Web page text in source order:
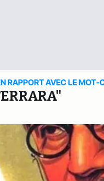
RAPPORT AVEC LE MOT-